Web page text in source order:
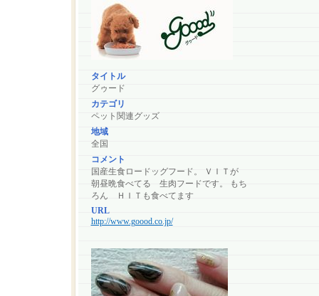
タイトル
グゥード
カテゴリ
ペット関連グッズ
地域
全国
コメント
国産生食ロードッグフード。 ＶＩＴが
朝昼晩食べてる 生肉フードです。 もち
ろん ＨＩＴも食べてます
URL
http://www.goood.co.jp/